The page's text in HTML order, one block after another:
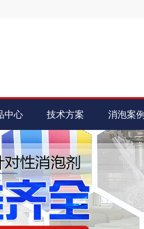
中心 技术方案 消泡案例